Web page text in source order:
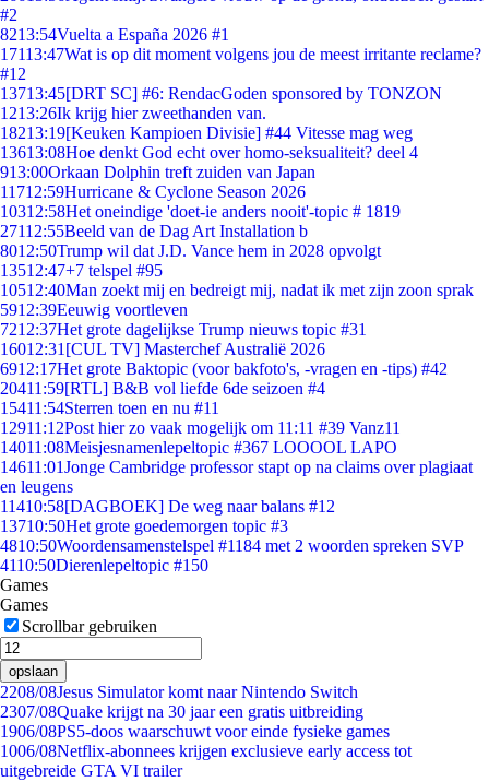
#2
8213:54Vuelta a España 2026 #1
17113:47Wat is op dit moment volgens jou de meest irritante reclame?
#12
13713:45[DRT SC] #6: RendacGoden sponsored by TONZON
1213:26Ik krijg hier zweethanden van.
18213:19[Keuken Kampioen Divisie] #44 Vitesse mag weg
13613:08Hoe denkt God echt over homo-seksualiteit? deel 4
913:00Orkaan Dolphin treft zuiden van Japan
11712:59Hurricane & Cyclone Season 2026
10312:58Het oneindige 'doet-ie anders nooit'-topic # 1819
27112:55Beeld van de Dag Art Installation b
8012:50Trump wil dat J.D. Vance hem in 2028 opvolgt
13512:47+7 telspel #95
10512:40Man zoekt mij en bedreigt mij, nadat ik met zijn zoon sprak
5912:39Eeuwig voortleven
7212:37Het grote dagelijkse Trump nieuws topic #31
16012:31 [CUL TV] Masterchef Australië 2026
6912:17Het grote Baktopic (voor bakfoto's, -vragen en -tips) #42
20411:59[RTL] B&B vol liefde 6de seizoen #4
15411:54Sterren toen en nu #11
12911:12Post hier zo vaak mogelijk om 11:11 #39 Vanz11
14011:08Meisjesnamenlepeltopic #367 LOOOOL LAPO
14611:01Jonge Cambridge professor stapt op na claims over plagiaat
en leugens
11410:58[DAGBOEK] De weg naar balans #12
13710:50Het grote goedemorgen topic #3
4810:50Woordensamenstelspel #1184 met 2 woorden spreken SVP
4110:50Dierenlepeltopic #150
Games
Games
Scrollbar gebruiken
opslaan
2208/08Jesus Simulator komt naar Nintendo Switch
2307/08Quake krijgt na 30 jaar een gratis uitbreiding
1906/08PS5-doos waarschuwt voor einde fysieke games
1006/08Netflix-abonnees krijgen exclusieve early access tot
uitgebreide GTA VI trailer